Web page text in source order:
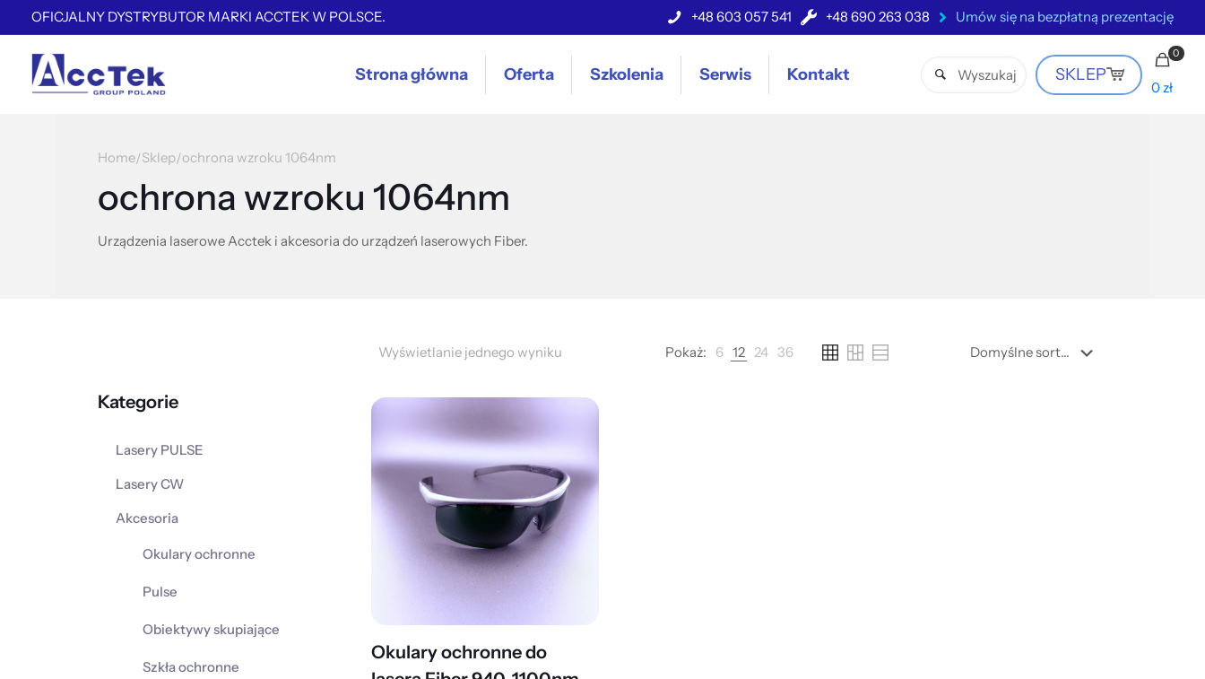
OFICJALNY DYSTRYBUTOR MARKI ACCTEK W POLSCE. +48 603 057 541 +48 690 263 038 Umów się na bezpłatną prezentację
Strona główna Oferta Szkolenia Serwis Kontakt SKLEP
0
0 zł
Home/Sklep/ochrona wzroku 1064nm
ochrona wzroku 1064nm
Urządzenia laserowe Acctek i akcesoria do urządzeń laserowych Fiber.
Kategorie
Lasery PULSE
Lasery CW
Akcesoria
Okulary ochronne
Pulse
Obiektywy skupiające
Szkła ochronne
Wyświetlanie jednego wyniku Pokaż: 6 12 24 36
Okulary ochronne do